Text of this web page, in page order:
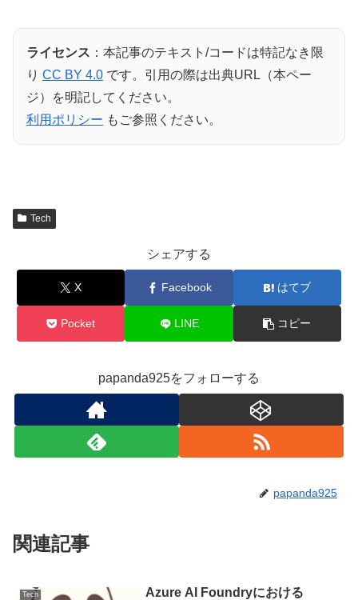
ライセンス ：本記事のテキスト/コードは特記なき限
り CC BY 4.0 です。引用の際は出典URL（本ペー
ジ）を明記してください。
利用ポリシー もご参照ください。
Tech
シェアする
X Facebook はてブ
Pocket LINE コピー
papanda925をフォローする
papanda925
関連記事
Tech
Azure AI Foundryにおける